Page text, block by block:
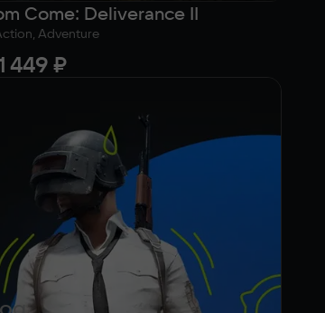
Come: Deliverance II
Adventure
449 ₽